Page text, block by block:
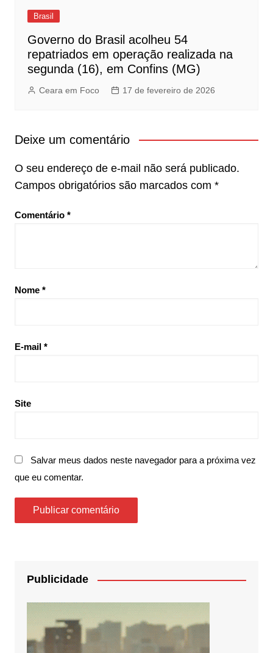
Brasil
Governo do Brasil acolheu 54
repatriados em operação realizada na
segunda (16), em Confins (MG)
Ceara em Foco 17 de fevereiro de 2026
Deixe um comentário
O seu endereço de e-mail não será publicado.
Campos obrigatórios são marcados com *
Comentário *
Nome *
E-mail *
Site
Salvar meus dados neste navegador para a próxima vez
que eu comentar.
Publicidade